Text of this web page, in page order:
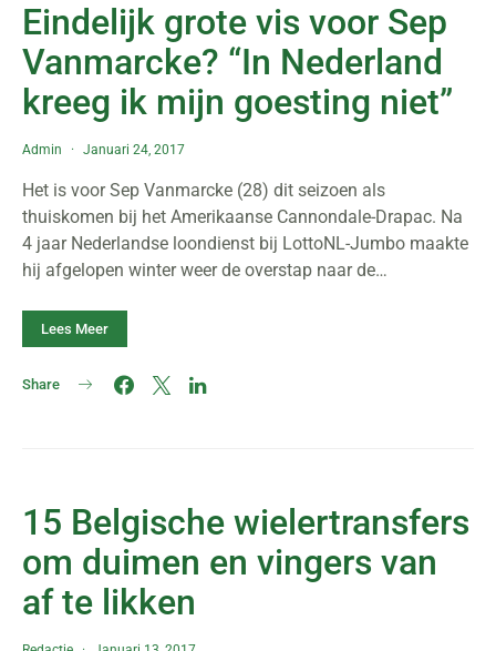
Eindelijk grote vis voor Sep
Vanmarcke? “In Nederland
kreeg ik mijn goesting niet”
Admin Januari 24, 2017
Het is voor Sep Vanmarcke (28) dit seizoen als
thuiskomen bij het Amerikaanse Cannondale-Drapac. Na
4 jaar Nederlandse loondienst bij LottoNL-Jumbo maakte
hij afgelopen winter weer de overstap naar de…
Lees Meer
Share
15 Belgische wielertransfers
om duimen en vingers van
af te likken